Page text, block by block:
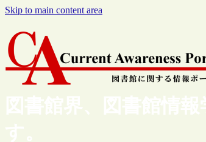
Skip to main content area
図書館界、図書館情
す。